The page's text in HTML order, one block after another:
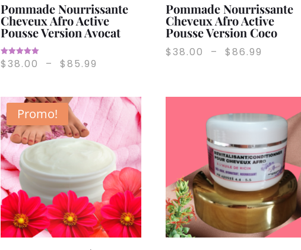
Pommade Nourrissante
Cheveux Afro Active
Pousse Version Avocat
Note
5.00
$38.00 – $85.99
prix :
$38.00
à
$85.99
Pommade Nourrissante
Cheveux Afro Active
Pousse Version Coco
$38.00 – $86.99
$38.00
à
$86.99
Promo!